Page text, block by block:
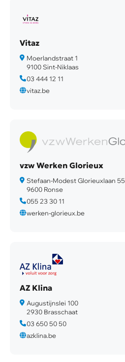
Vitaz
Moerlandstraat 1
9100 Sint-Niklaas
03 444 12 11
vitaz.be
vzw Werken Glorieux
Stefaan-Modest Glorieuxlaan 55
9600 Ronse
055 23 30 11
werken-glorieux.be
AZ Klina
Augustijnslei 100
2930 Brasschaat
03 650 50 50
azklina.be